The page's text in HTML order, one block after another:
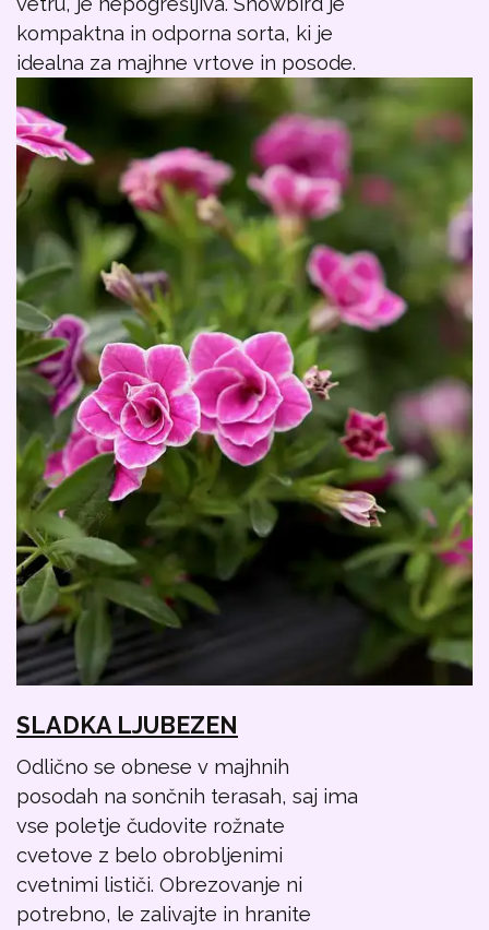
kompaktna in odporna sorta, ki je
idealna za majhne vrtove in posode.
SLADKA LJUBEZEN
Odlično se obnese v majhnih
posodah na sončnih terasah, saj ima
vse poletje čudovite rožnate
cvetove z belo obrobljenimi
cvetnimi lističi. Obrezovanje ni
potrebno, le zalivajte in hranite